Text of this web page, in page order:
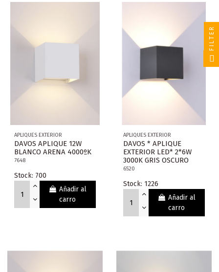
APLIQUES EXTERIOR
DAVOS APLIQUE 12W
BLANCO ARENA 4000ºK
7648
Stock: 700
Añadir al
carro
APLIQUES EXTERIOR
DAVOS * APLIQUE
EXTERIOR LED* 2*6W
3000K GRIS OSCURO
6520
Stock: 1226
Añadir al
carro
FILTER